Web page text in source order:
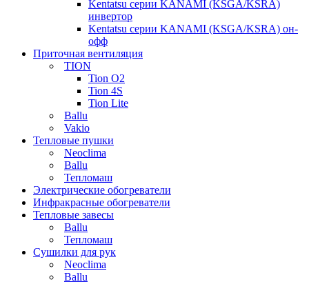
Kentatsu серии KANAMI (KSGA/KSRA)
инвертор
Kentatsu серии KANAMI (KSGA/KSRA) он-
офф
Приточная вентиляция
TION
Tion O2
Tion 4S
Tion Lite
Ballu
Vakio
Тепловые пушки
Neoclima
Ballu
Тепломаш
Электрические обогреватели
Инфракрасные обогреватели
Тепловые завесы
Ballu
Тепломаш
Сушилки для рук
Neoclima
Ballu